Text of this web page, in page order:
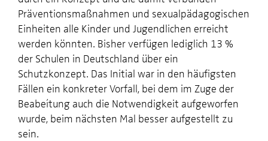
Präventionsmaßnahmen und sexualpädagogischen
Einheiten alle Kinder und Jugendlichen erreicht
werden könnten. Bisher verfügen lediglich 13 %
der Schulen in Deutschland über ein
Schutzkonzept. Das Initial war in den häufigsten
Fällen ein konkreter Vorfall, bei dem im Zuge der
Beabeítung auch die Notwendigkeit aufgeworfen
wurde, beim nächsten Mal besser aufgestellt zu
sein.